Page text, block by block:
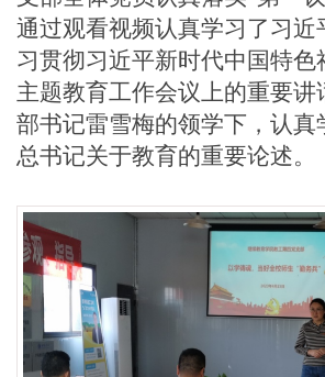
通过观看视频认真学习了习近
习贯彻习近平新时代中国特色
主题教育工作会议上的重要讲
部书记雷雪梅的领学下，认真
总书记关于教育的重要论述。